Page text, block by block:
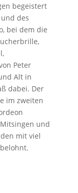
begeistert
des
bei dem die
Peter
Alt in
dabei. Der
im zweiten
und
mit viel